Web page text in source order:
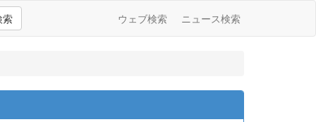
索 ウェブ検索 ニュース検索